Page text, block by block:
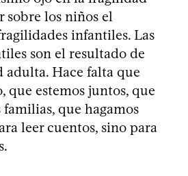
sobre los niños el
infantiles. Las
son el resultado de
Hace falta que
que estemos juntos, que
que hagamos
leer cuentos, sino para